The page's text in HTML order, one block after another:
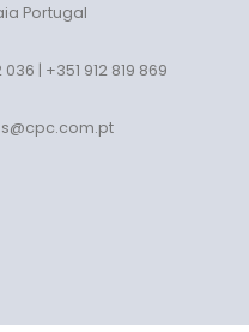
Portugal
| +351 912 819 869